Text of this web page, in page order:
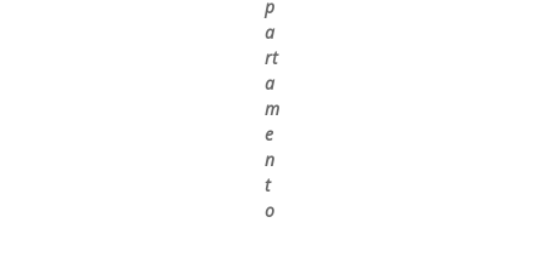
p
a
rt
a
m
e
n
t
o